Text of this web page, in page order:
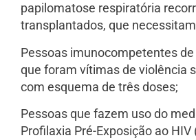
papilomatose respiratória
transplantados, que
Pessoas imunocompetentes
que foram vítimas de violência
com esquema de três doses;
Pessoas que fazem uso do
Profilaxia Pré-Exposição ao HIV